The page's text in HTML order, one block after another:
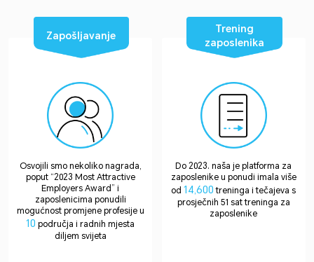
Zapošljavanje
Osvojili smo nekoliko nagrada,
poput “2023 Most Attractive
Employers Award” i
zaposlenicima ponudili
mogućnost promjene profesije u
10 područja i radnih mjesta
diljem svijeta
Trening
zaposlenika
Do 2023. naša je platforma za
zaposlenike u ponudi imala više
od14,600 treninga i tečajeva s
prosječnih 51 sat treninga za
zaposlenike